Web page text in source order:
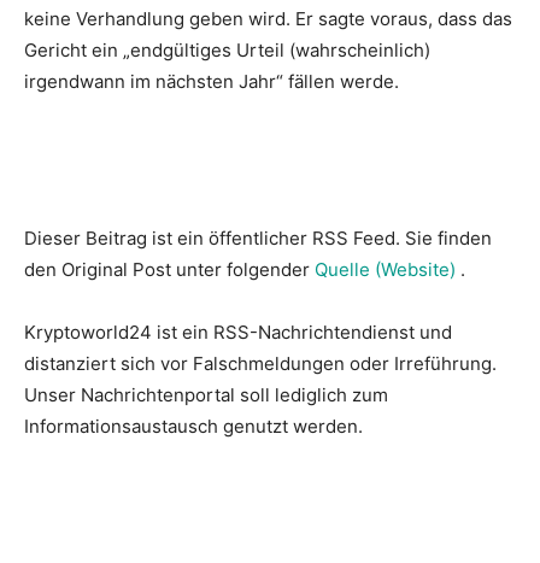
keine Verhandlung geben wird. Er sagte voraus, dass das
Gericht ein „endgültiges Urteil (wahrscheinlich)
irgendwann im nächsten Jahr“ fällen werde.
Dieser Beitrag ist ein öffentlicher RSS Feed. Sie finden
den Original Post unter folgender Quelle (Website) .
Kryptoworld24 ist ein RSS-Nachrichtendienst und
distanziert sich vor Falschmeldungen oder Irreführung.
Unser Nachrichtenportal soll lediglich zum
Informationsaustausch genutzt werden.